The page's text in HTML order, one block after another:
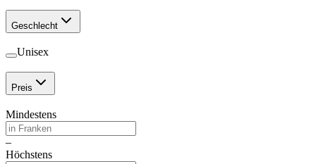
Geschlecht
Unisex
Preis
Mindestens
–
Höchstens